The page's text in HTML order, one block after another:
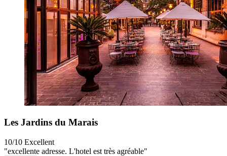
Les Jardins du Marais
10/10 Excellent
"excellente adresse. L'hotel est très agréable"